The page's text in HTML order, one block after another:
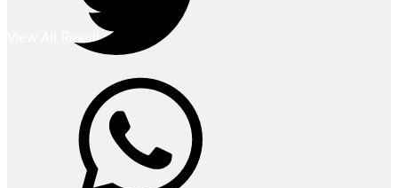
View All Result